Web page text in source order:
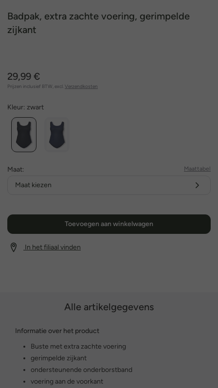
Badpak, extra zachte voering, gerimpelde
zijkant
29,99 €
Prijzen inclusief BTW, excl. Verzendkosten
Kleur: zwart
Maat: Maattabel
Maat kiezen
Toevoegen aan winkelwagen
In het filiaal vinden
Alle artikelgegevens
Informatie over het product
Buste met extra zachte voering
gerimpelde zijkant
ondersteunende onderborstband
voering aan de voorkant